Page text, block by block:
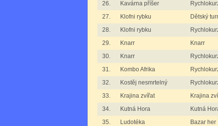
26.
Kavárna příšer
27.
Klofni rybku
Dětský
28.
Klofni rybku
29.
Knarr
Knarr
30.
Knarr
31.
Kombo Afrika
32.
Kostěj nesmrtelný
33.
Krajina zvířat
Krajina
34.
Kutná Hora
Kutná
35.
Ludotéka
Bazar her